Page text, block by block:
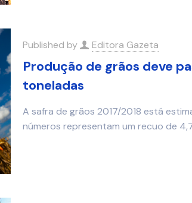
Published by Editora Gazeta
Produção de grãos deve
toneladas
A safra de grãos 2017/2018 está
números representam um recuo de